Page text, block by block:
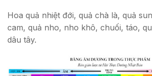
Hoa quả nhiệt đới, quả chà là, quả
cam, quả nho, nho khô, chuối, táo,
dâu tây.